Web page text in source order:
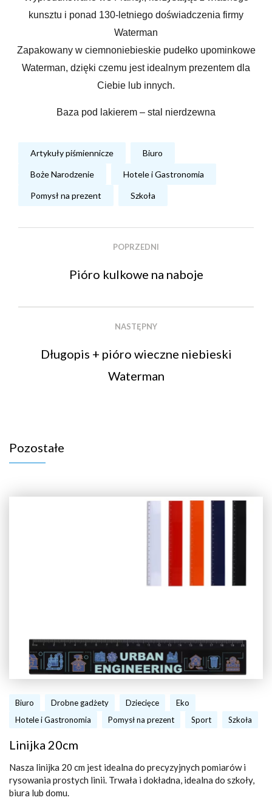
kunsztu i ponad 130-letniego doświadczenia firmy
Waterman
Zapakowany w ciemnoniebieskie pudełko upominkowe
Waterman, dzięki czemu jest idealnym prezentem dla
Ciebie lub innych.
Baza pod lakierem – stal nierdzewna
Artykuły piśmiennicze Biuro
Boże Narodzenie Hotele i Gastronomia
Pomysł na prezent Szkoła
POPRZEDNI
Pióro kulkowe na naboje
NASTĘPNY
Długopis + pióro wieczne niebieski
Waterman
Pozostałe
Biuro Drobne gadżety Dziecięce
Eko
Hotele i Gastronomia
Pomysł na prezent Sport Szkoła
Linijka 20cm
Nasza linijka 20 cm jest idealna do precyzyjnych pomiarów i
rysowania prostych linii. Trwała i dokładna, idealna do szkoły,
biura lub domu.